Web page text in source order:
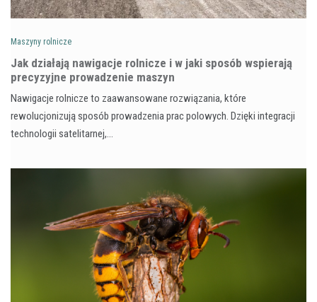
Maszyny rolnicze
Jak działają nawigacje rolnicze i w jaki sposób wspierają
precyzyjne prowadzenie maszyn
Nawigacje rolnicze to zaawansowane rozwiązania, które
rewolucjonizują sposób prowadzenia prac polowych. Dzięki integracji
technologii satelitarnej,…